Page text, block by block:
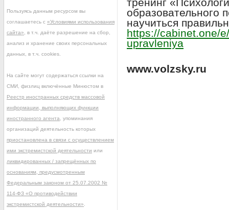
образовательного
научиться
https://cabinet.one/
upravleniya
www.volzsky.ru
Пользуясь данным ресурсом вы
соглашаетесь с «Условиями использования
сайта» , в т.ч. даёте разрешение на сбор,
анализ и хранение своих персональных
данных, в т.ч. cookies.
На сайте могут содержаться ссылки на
СМИ, физлиц включённые Минюстом в
Реестр иностранных средств массовой
информации, выполняющих функции
иностранного агента , упоминания
организаций деятельность которых
приостановлена в связи с осуществлением
ими экстремистской деятельности или
ликвидированных / запрещённых по
основаниям, предусмотренным
Федеральным законом от 25.07.2002 №
114-ФЗ «О противодействии
экстремистской деятельности»